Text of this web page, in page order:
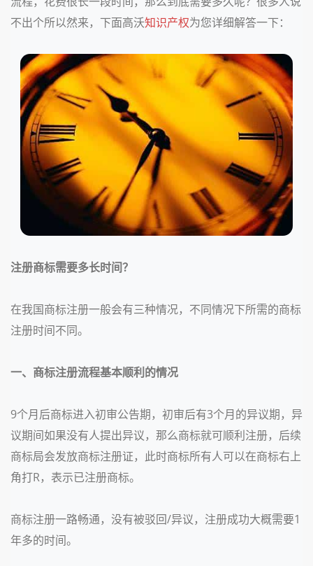
不出个所以然来，下面高沃知识产权为您详细解答一下：
注册商标需要多长时间？
在我国商标注册一般会有三种情况，不同情况下所需的商标
注册时间不同。
一、商标注册流程基本顺利的情况
9个月后商标进入初审公告期，初审后有3个月的异议期，异
议期间如果没有人提出异议，那么商标就可顺利注册，后续
商标局会发放商标注册证，此时商标所有人可以在商标右上
角打R，表示已注册商标。
商标注册一路畅通，没有被驳回/异议，注册成功大概需要1
年多的时间。